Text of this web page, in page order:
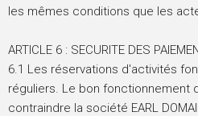
les mêmes conditions que les
ARTICLE 6 : SECURITE DES
6.1 Les réservations d'activités
réguliers. Le bon fonctionnement
contraindre la société EARL